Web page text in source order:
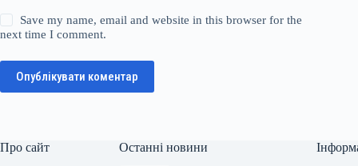
Save my name, email and website in this browser for the
next time I comment.
Опублікувати коментар
Про сайт Останні новини